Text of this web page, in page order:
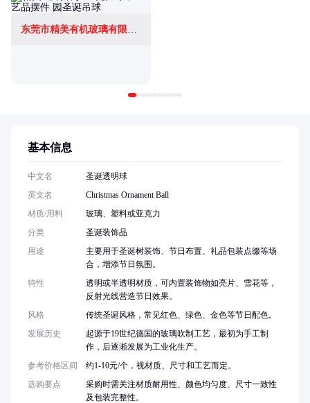
东莞市精美有机玻璃有限公司
基本信息
中文名
圣诞透明球
英文名
Christmas Ornament Ball
材质/用料
玻璃、塑料或亚克力
分类
圣诞装饰品
用途
主要用于圣诞树装饰、节日布置、礼品包装点缀等场
合，增添节日氛围。
特性
透明或半透明材质，可内置装饰物如亮片、雪花等，
反射光线营造节日效果。
风格
传统圣诞风格，常见红色、绿色、金色等节日配色。
发展历史
起源于19世纪德国的玻璃吹制工艺，最初为手工制
作，后逐渐发展为工业化生产。
参考价格区间
约1-10元/个，视材质、尺寸和工艺而定。
选购要点
采购时需关注材质耐用性、颜色均匀度、尺寸一致性
及包装完整性。